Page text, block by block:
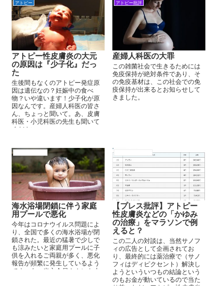
アトピー
アトピー性皮膚炎の大元
の原因は『少子化』だっ
た
生後間もなくのアトピー発症原
因は遺伝なの？妊娠中の食べ
物？いや違います！少子化が原
因なんです。産婦人科医の皆さ
ん、ちょっと聞いて。あ、皮膚
科医・小児科医の先生も聞いて
ください。
アトピー批評
産婦人科医の大罪
この雑菌社会で生きるためには
免疫保持が絶対条件であり、そ
の免疫基材は、この社会での免
疫保持が出来るとお知らせして
きました。
海水浴場閉鎖に伴う家庭
用プールで悪化
今年はコロナウイルス問題によ
り、全国で多くの海水浴場が閉
鎖された。最近の猛暑で少しで
も涼みたいと家庭用プールに子
供を入れるご両親が多く、悪化
報告が頻繁に発生しているよう
です。あ、当方会員さんにも少
【プレス批評】アトピー
性皮膚炎などの「かゆみ
の治療」をマラソンで例
えると？
この二人の対談は、当然サノフ
ィの広告として企画されてお
り、最終的には薬治療で（サノ
フィはディピクセント）解決し
ようといういつもの結論という
のもお金が動いているので当た
り前。ただ、アトピー性皮膚炎